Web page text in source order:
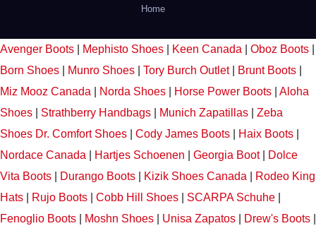
Home
Avenger Boots Mephisto Shoes Keen Canada Oboz Boots
Born Shoes
Munro Shoes Tory Burch Outlet Brunt Boots
Miz Mooz Canada
Norda Shoes Horse Power Boots
Aloha
Shoes
Strathberry Handbags Munich Zapatillas
Zeba
Shoes Dr. Comfort Shoes Cody James Boots Haix Boots
Nordace Canada
Hartjes Schoenen Georgia Boot|
Dolce
Vita Boots
Durango Boots Kizik Shoes Canada
Rodeo King
Hats
Rujo Boots Cobb Hill Shoes SCARPA Schuhe
Fenoglio Boots
Moshn Shoes Unisa Zapatos Drew's Boots